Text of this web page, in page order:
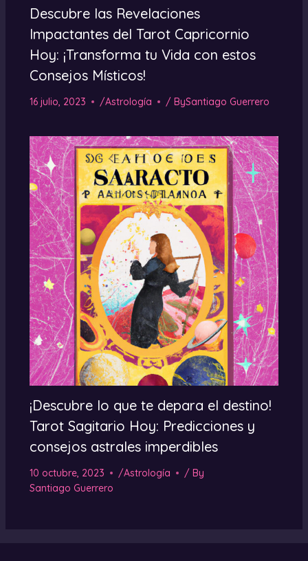
Descubre las Revelaciones
Impactantes del Tarot Capricornio
Hoy: ¡Transforma tu Vida con estos
Consejos Místicos!
16 julio, 2023 /Astrología / BySantiago Guerrero
¡Descubre lo que te depara el destino!
Tarot Sagitario Hoy: Predicciones y
consejos astrales imperdibles
10 octubre, 2023 /Astrología
/ By
Santiago Guerrero